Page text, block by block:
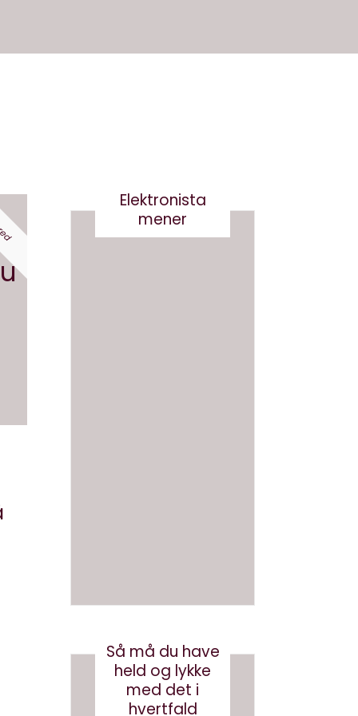
Elektronista
mener
Så må du have
held og lykke
med det i
hvertfald